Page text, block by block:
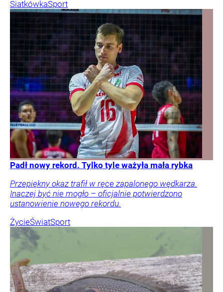
SiatkówkaSport
Padł nowy rekord. Tylko tyle ważyła mała rybka
Przepiękny okaz trafił w ręce zapalonego wędkarza.
Inaczej być nie mogło – oficjalnie potwierdzono
ustanowienie nowego rekordu.
ŻycieŚwiatSport